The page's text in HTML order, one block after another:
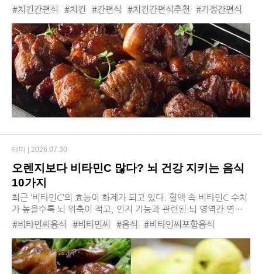
점차 높아지는 상황이다. 여러 식품업체에서 외식 수준의 맛과 경
#치킨간편식 #치킨 #간편식 #치킨간편식추천
#가정간편식
#가정간편식추천 #소바바황금홀릭 #하림오븐구이
#더든든순살치킨 #풀무원식품허니퐁당치킨
#대상청정원순살바삭치킨
오렌지보다 비타민C 많다? 뇌 건강 지키는 음식
10가지
최근 ‘비타민C’의 효능이 화제가 되고 있다. 혈액 속 비타민C 수치
가 높을수록 뇌 위축이 적고, 인지 기능과 관련된 뇌 영역간 연결
성이 잘 보존된다는 것이 밝혀졌기 때문이다. 이는 곧 비타민C가
#비타민씨음식 #비타민씨 #음식
#비타민씨포함음식
#비타민씨함유음식 #비타민C #비타민C함유음식 #파슬리
#파프리카 #구아바 #케일 #골드키위 #방울양배추
테마 | 2026.07.30